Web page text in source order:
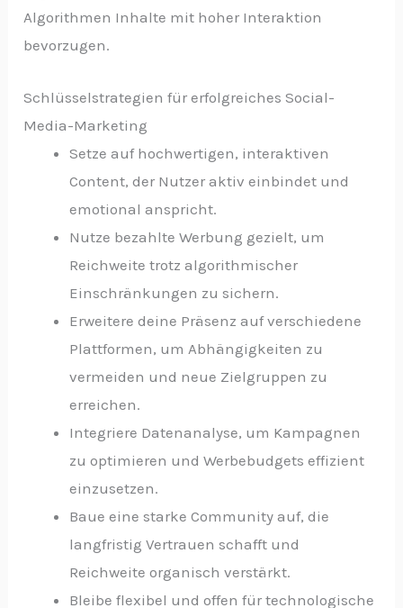
Algorithmen Inhalte mit hoher Interaktion
bevorzugen.
Schlüsselstrategien für erfolgreiches Social-
Media-Marketing
Setze auf hochwertigen, interaktiven
Content, der Nutzer aktiv einbindet und
emotional anspricht.
Nutze bezahlte Werbung gezielt, um
Reichweite trotz algorithmischer
Einschränkungen zu sichern.
Erweitere deine Präsenz auf verschiedene
Plattformen, um Abhängigkeiten zu
vermeiden und neue Zielgruppen zu
erreichen.
Integriere Datenanalyse, um Kampagnen
zu optimieren und Werbebudgets effizient
einzusetzen.
Baue eine starke Community auf, die
langfristig Vertrauen schafft und
Reichweite organisch verstärkt.
Bleibe flexibel und offen für technologische